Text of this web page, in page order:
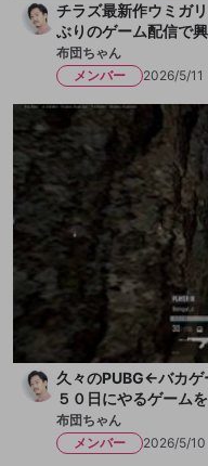
チラズ最新作ウミガ
ぶりのゲーム配信で
布団ちゃん
メンバー
2026/5/11
久々のPUBG←バカ
５０日にやるゲーム
布団ちゃん
メンバー
2026/5/10